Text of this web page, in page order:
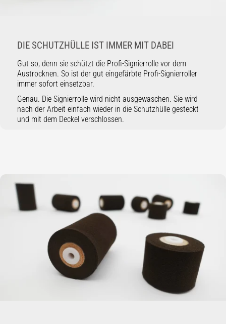
DIE SCHUTZHÜLLE IST IMMER MIT DABEI
Gut so, denn sie schützt die Profi-Signierrolle vor dem
Austrocknen. So ist der gut eingefärbte Profi-Signierroller
immer sofort einsetzbar.
Genau. Die Signierrolle wird nicht ausgewaschen. Sie wird
nach der Arbeit einfach wieder in die Schutzhülle gesteckt
und mit dem Deckel verschlossen.